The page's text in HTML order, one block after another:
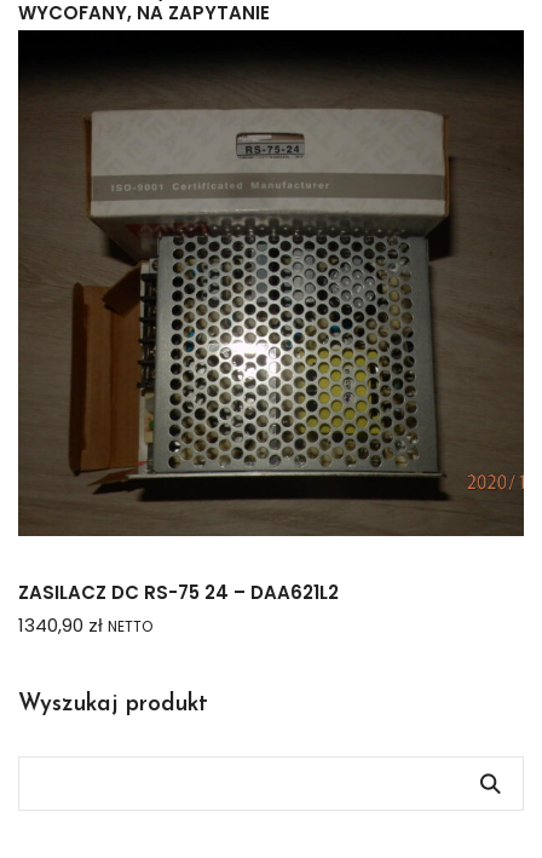
WYCOFANY, NA ZAPYTANIE
ZASILACZ DC RS-75 24 – DAA621L2
1340,90 zł NETTO
Wyszukaj produkt